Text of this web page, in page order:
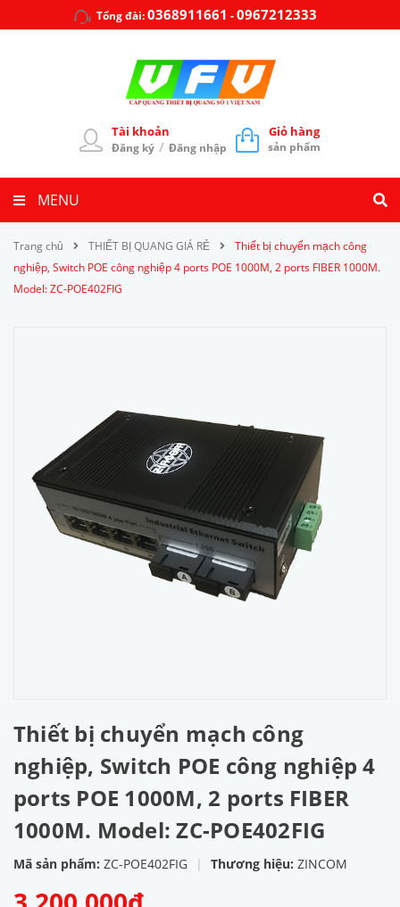
Tổng đài:0368911661 -0967212333
Tài khoản
Đăng ký / Đăng nhập
Giỏ hàng
sản phẩm
MENU
Trang chủ THIẾT BỊ QUANG GIÁ RẺ
Thiết bị chuyển mạch công
nghiệp, Switch POE công nghiệp 4 ports POE 1000M, 2 ports FIBER 1000M.
Model: ZC-POE402FIG
Thiết bị chuyển mạch công
nghiệp, Switch POE công nghiệp 4
ports POE 1000M, 2 ports FIBER
1000M. Model: ZC-POE402FIG
Mã sản phẩm: ZC-POE402FIG | Thương hiệu: ZINCOM